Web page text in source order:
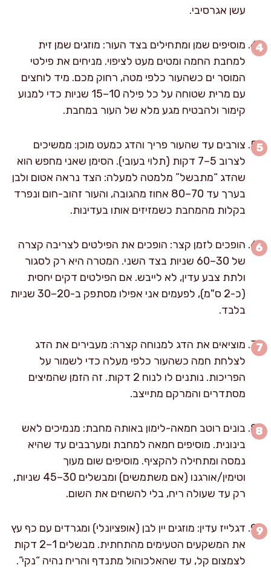
עשן אגרסיבי.
מוסיפים שמן ומתחילים בצד העור: מוזגים שמן זית
למחבת החמה ומטים מעט לציפוי. מניחים את פילטי
המוסר ים כשהעור כלפי מטה, רחוק מכם. מיד לוחצים
עם מרית שטוחה על כל פילה 10–15 שניות כדי למנוע
קימור ולהבטיח מגע מלא של העור במחבת.
צורבים עד שהעור פריך והדג כמעט מוכן: ממשיכים
לצרוב 5–7 דקות (תלוי בעובי). הסימן שאני מחפש הוא
שהדג “מתבשל” מלמטה למעלה: הצד נראה אטום ולבן
בערך עד 70–80 אחוז מהגובה, והעור זהוב-חום ונפרד
בקלות מהמחבת כשמזיזים אותו בעדינות.
הופכים לזמן קצר: הופכים את הפילטים לצריבה קצרה
של 30–60 שניות בצד השני. המטרה היא רק לסגור
ולתת צבע עדין, לא לייבש. אם הפילטים דקים יחסית
(כ-2 ס"מ), לפעמים אני אפילו מסתפק ב-20–30 שניות
בלבד.
מוציאים את הדג למנוחה קצרה: מעבירים את הדג
לצלחת חמה כשהעור כלפי מעלה כדי לשמור על
הפריכות. נותנים לו לנוח 2 דקות. זה הזמן שהמיצים
מסתדרים והמרקם מתייצב.
בונים רוטב חמאה-לימון באותה מחבת: מנמיכים לאש
בינונית. מוסיפים חמאה למחבת ומערבבים עד שהיא
נמסה ומתחילה להקציף. מוסיפים שום מעוך
וטימין/אורגנו (אם משתמשים) ומבשלים 30–45 שניות,
רק עד שעולה ריח, בלי להשחים את השום.
דגלייז עדין: מוזגים יין לבן (אופציונלי) ומגרדים עם כף עץ
את המשקעים הטעימים מהתחתית. מבשלים 1–2 דקות
לצמצום קל, עד שהאלכוהול מתנדף והריח נהיה “נקי”.